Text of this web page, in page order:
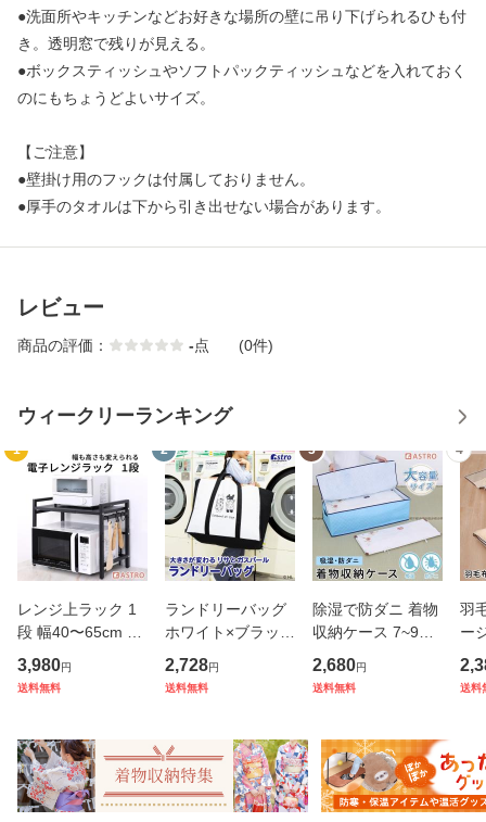
●洗面所やキッチンなどお好きな場所の壁に吊り下げられるひも付
き。透明窓で残りが見える。
●ボックスティッシュやソフトパックティッシュなどを入れておく
のにもちょうどよいサイズ。
【ご注意】
●壁掛け用のフックは付属しておりません。
●厚手のタオルは下から引き出せない場合があります。
レビュー
商品の評価： -点 (0件)
ウィークリーランキング
1
レンジ上ラック 1
段 幅40〜65cm 伸
縮できる レンジラ
ック フック4個付
調整 レンジ台 トー
スター台 レ
3,980円
送料無料
2
ランドリーバッグ
ホワイト×ブラック
リサとガスパール
大容量 マチ幅が変
グ 洗濯カゴ ランド
リー
2,728円
送料無料
3
除湿で防ダニ 着物
収納ケース 7~9枚
収納 持ち手付き 通
気性の良い不織布
紙ごと 着物収納袋
浴衣 和服
2,680円
送料無料
4
羽
ー
イ
性
隙
送料